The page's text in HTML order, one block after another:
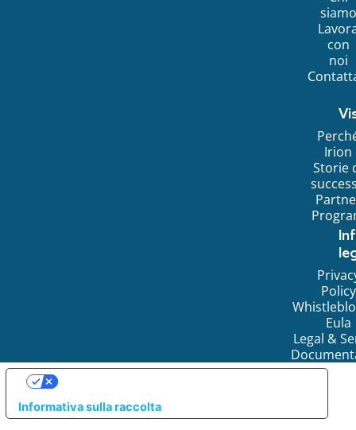
siamo
con
noi
Irion
Storie
Policy
Eula
Legal &
Informativa sulla raccolta